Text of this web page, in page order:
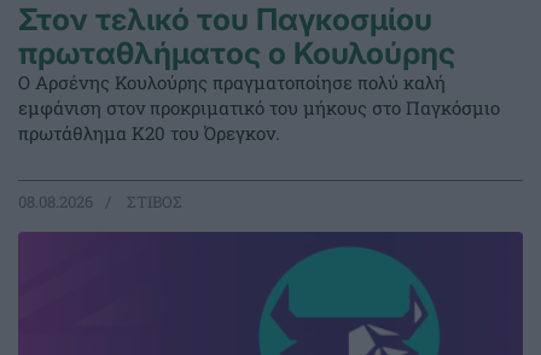
Στον τελικό του Παγκοσμίου
πρωταθλήματος ο Κουλούρης
Ο Αρσένης Κουλούρης πραγματοποίησε πολύ καλή
εμφάνιση στον προκριματικό του μήκους στο Παγκόσμιο
πρωτάθλημα Κ20 του Όρεγκον.
08.08.2026 ΣΤΙΒΟΣ